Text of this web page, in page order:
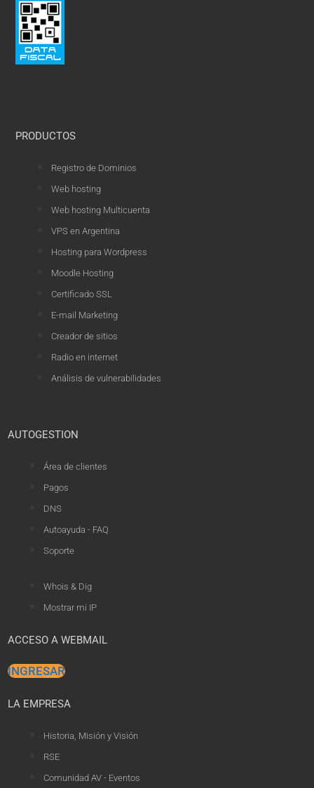
PRODUCTOS
Registro de Dominios
Web hosting
Web hosting Multicuenta
VPS en Argentina
Hosting para Wordpress
Moodle Hosting
Certificado SSL
E-mail Marketing
Creador de sitios
Radio en internet
Análisis de vulnerabilidades
AUTOGESTION
Área de clientes
Pagos
DNS
Autoayuda - FAQ
Soporte
Whois & Dig
Mostrar mi IP
ACCESO A WEBMAIL
INGRESAR
LA EMPRESA
Historia, Misión y Visión
RSE
Comunidad AV - Eventos